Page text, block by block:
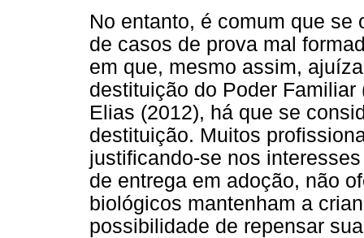
No entanto, é comum que
de casos de prova mal
em que, mesmo assim,
destituição do Poder
Elias (2012), há que se
destituição. Muitos
justificando-se nos
de entrega em adoção, não
biológicos mantenham a
possibilidade de repensar